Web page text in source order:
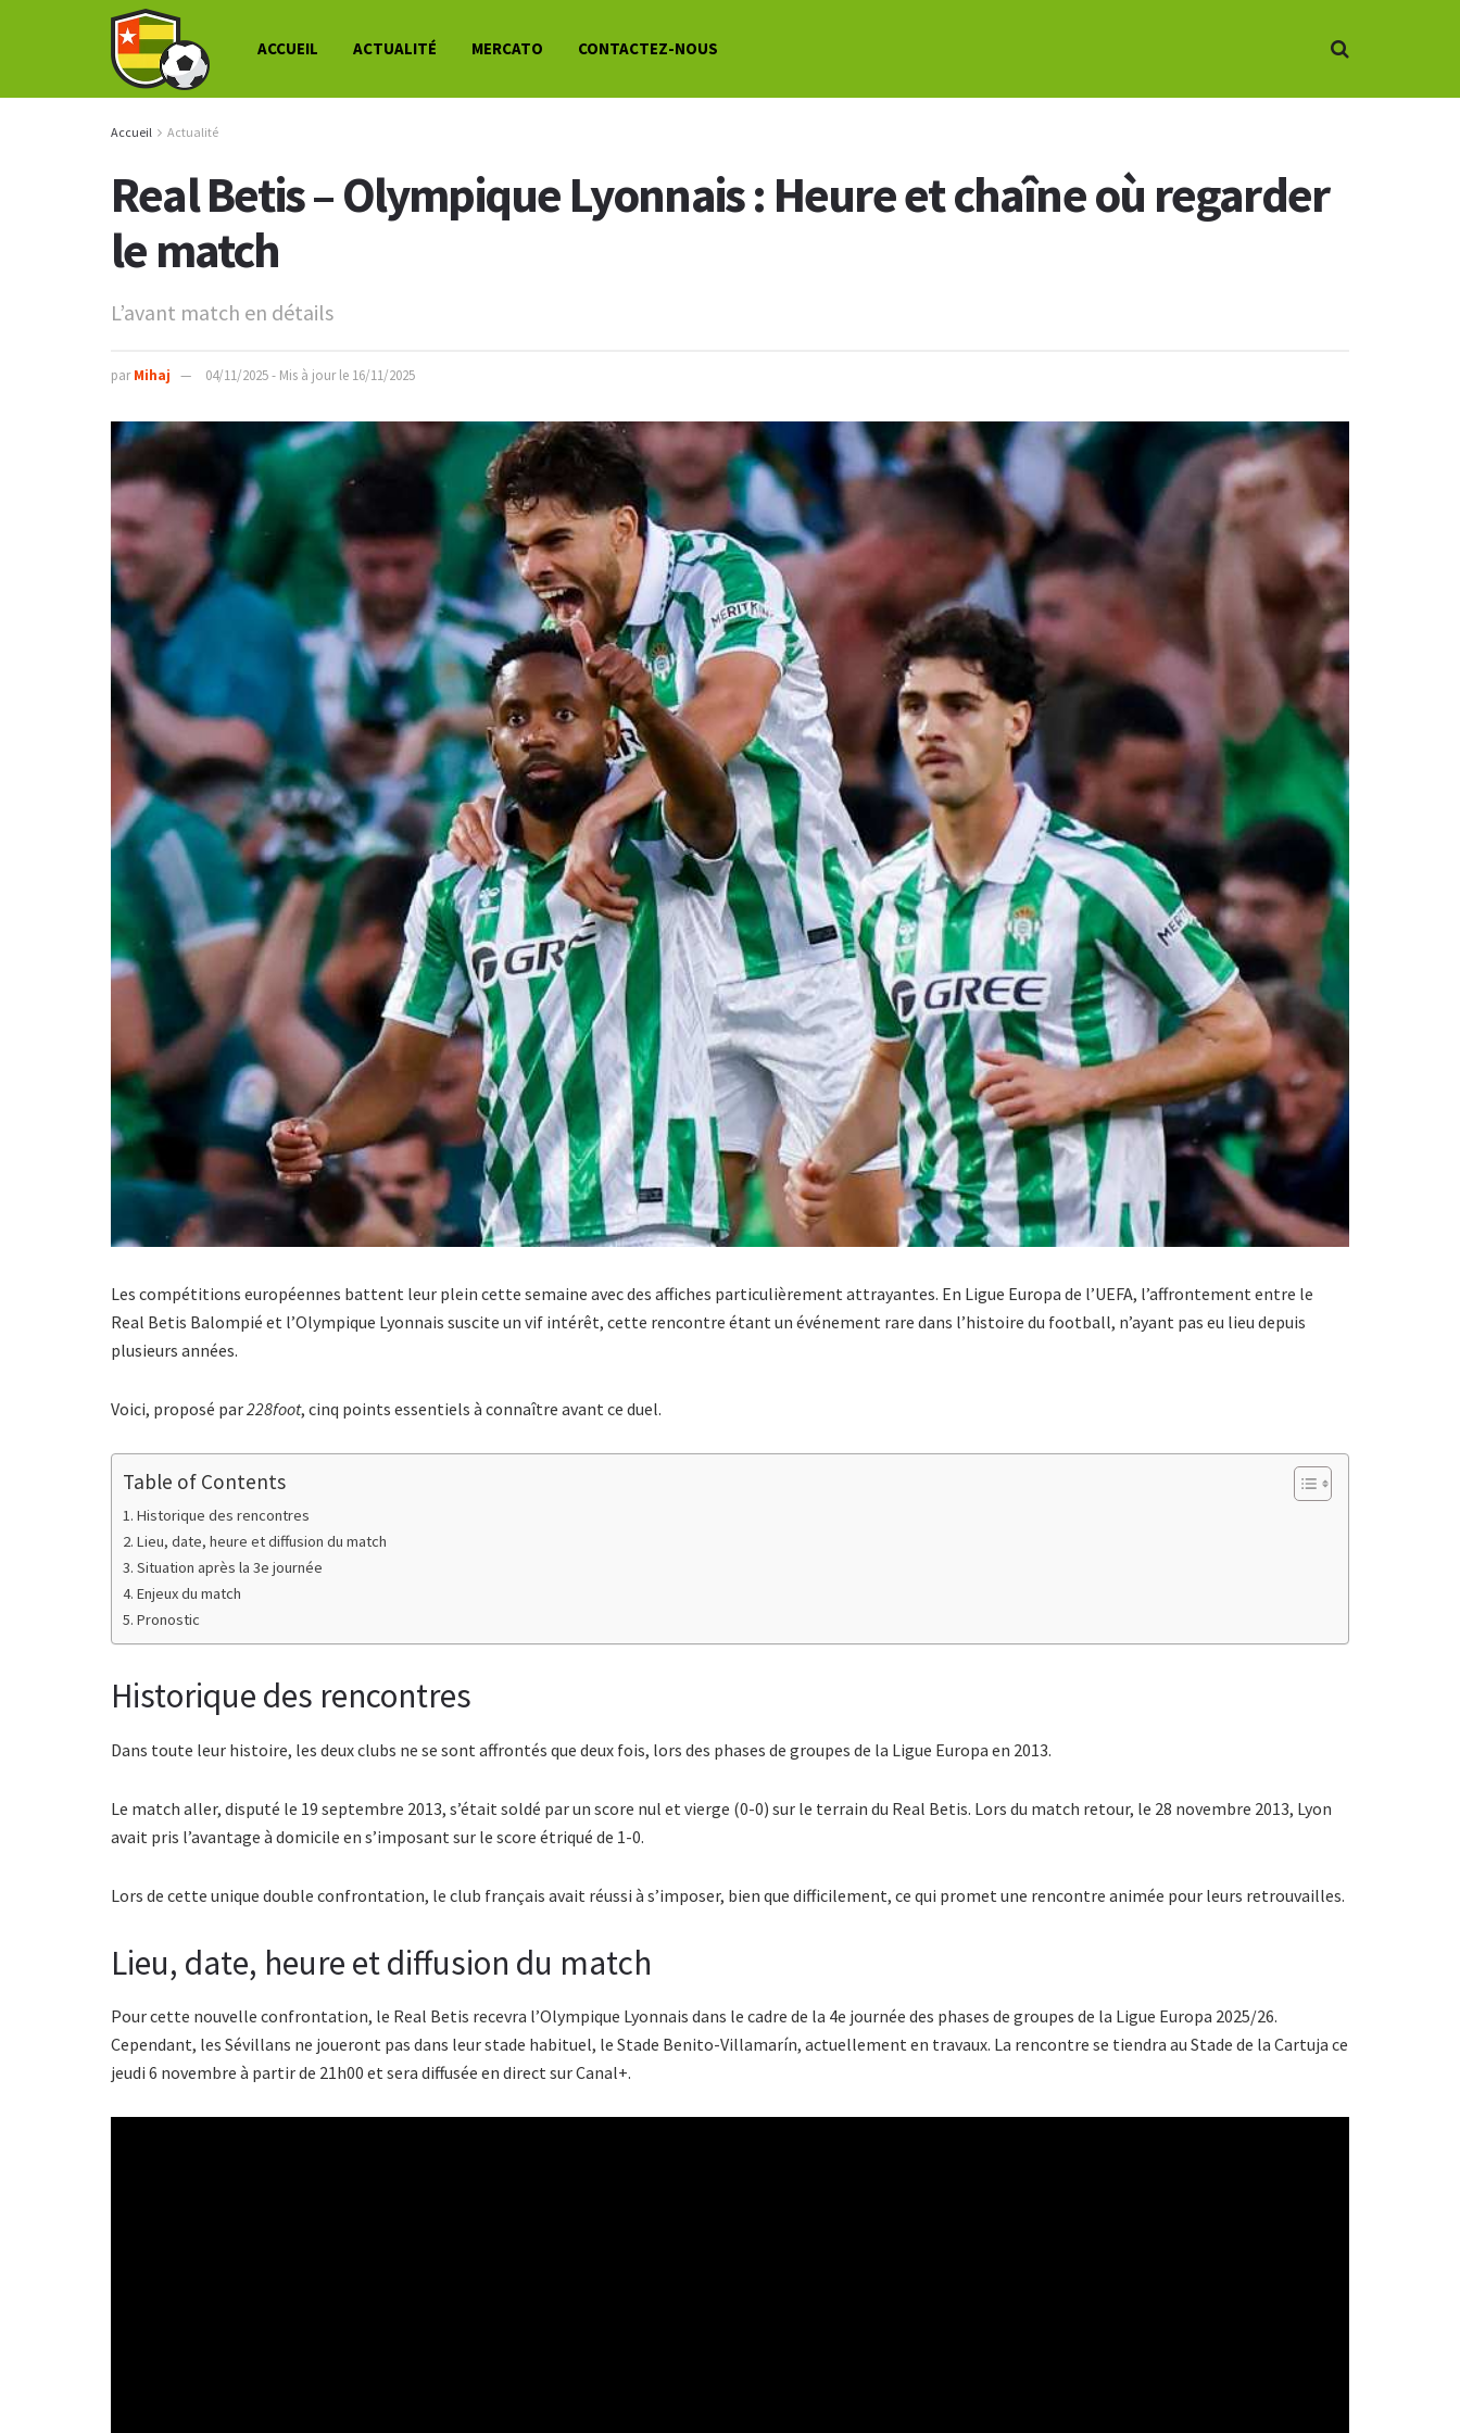
ACCUEIL ACTUALITÉ MERCATO CONTACTEZ-NOUS
Accueil Actualité
Real Betis – Olympique Lyonnais : Heure et chaîne où regarder
le match
L’avant match en détails
par Mihaj 04/11/2025 - Mis à jour le 16/11/2025
Les compétitions européennes battent leur plein cette semaine avec des affiches particulièrement attrayantes. En Ligue Europa de l’UEFA, l’affrontement entre le
Real Betis Balompié et l’Olympique Lyonnais suscite un vif intérêt, cette rencontre étant un événement rare dans l’histoire du football, n’ayant pas eu lieu depuis
plusieurs années.
Voici, proposé par228foot, cinq points essentiels à connaître avant ce duel.
Table of Contents
Historique des rencontres
Lieu, date, heure et diffusion du match
Situation après la 3e journée
Enjeux du match
Pronostic
Historique des rencontres
Dans toute leur histoire, les deux clubs ne se sont affrontés que deux fois, lors des phases de groupes de la Ligue Europa en 2013.
Le match aller, disputé le 19 septembre 2013, s’était soldé par un score nul et vierge (0-0) sur le terrain du Real Betis. Lors du match retour, le 28 novembre 2013, Lyon
avait pris l’avantage à domicile en s’imposant sur le score étriqué de 1-0.
Lors de cette unique double confrontation, le club français avait réussi à s’imposer, bien que difficilement, ce qui promet une rencontre animée pour leurs retrouvailles.
Lieu, date, heure et diffusion du match
Pour cette nouvelle confrontation, le Real Betis recevra l’Olympique Lyonnais dans le cadre de la 4e journée des phases de groupes de la Ligue Europa 2025/26.
Cependant, les Sévillans ne joueront pas dans leur stade habituel, le Stade Benito-Villamarín, actuellement en travaux. La rencontre se tiendra au Stade de la Cartuja ce
jeudi 6 novembre à partir de 21h00 et sera diffusée en direct sur Canal+.